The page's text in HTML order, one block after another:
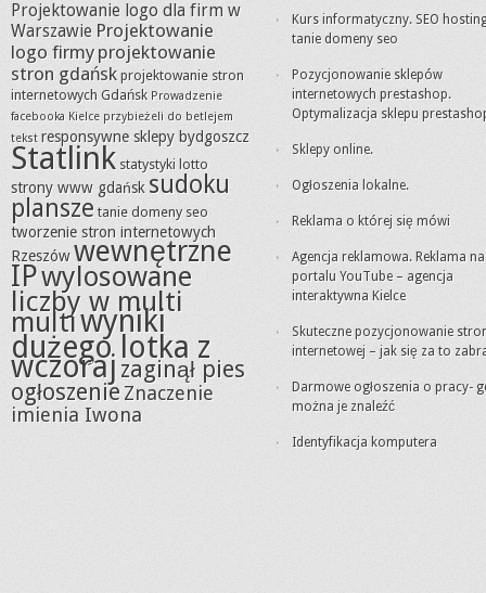
Projektowanie logo dla firm w
Warszawie Projektowanie
logo firmy projektowanie
stron gdańsk projektowanie stron
internetowych Gdańsk Prowadzenie
facebooka Kielce przybieżeli do betlejem
tekst responsywne sklepy bydgoszcz
Statlink statystyki lotto
strony www gdańsk sudoku
plansze tanie domeny seo
tworzenie stron internetowych
Rzeszówwewnętrzne
IPwylosowane
liczby w multi
multiwyniki
dużego lotka z
wczoraj zaginął pies
ogłoszenieZnaczenie
imienia Iwona
Kurs informatyczny. SEO
tanie domeny seo
Pozycjonowanie sklepów
internetowych prestashop.
Optymalizacja sklepu
Sklepy online.
Ogłoszenia lokalne.
Reklama o której się mówi
Agencja reklamowa. Reklama na
portalu YouTube – agencja
interaktywna Kielce
Skuteczne pozycjonowanie
internetowej – jak się za to
Darmowe ogłoszenia o pracy-
można je znaleźć
Identyfikacja komputera